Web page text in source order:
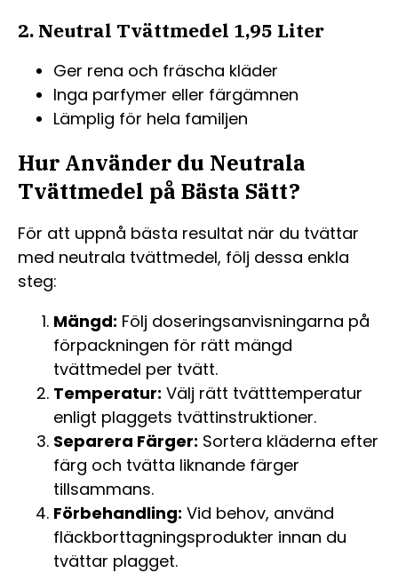
2. Neutral Tvättmedel 1,95 Liter
Ger rena och fräscha kläder
Inga parfymer eller färgämnen
Lämplig för hela familjen
Hur Använder du Neutrala
Tvättmedel på Bästa Sätt?
För att uppnå bästa resultat när du tvättar
med neutrala tvättmedel, följ dessa enkla
steg:
Mängd: Följ doseringsanvisningarna på
förpackningen för rätt mängd
tvättmedel per tvätt.
Temperatur: Välj rätt tvätttemperatur
enligt plaggets tvättinstruktioner.
Separera Färger: Sortera kläderna efter
färg och tvätta liknande färger
tillsammans.
Förbehandling: Vid behov, använd
fläckborttagningsprodukter innan du
tvättar plagget.